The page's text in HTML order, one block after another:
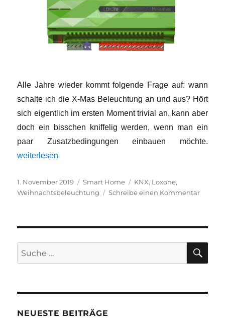
Alle Jahre wieder kommt folgende Frage auf: wann
schalte ich die X-Mas Beleuchtung an und aus? Hört
sich eigentlich im ersten Moment trivial an, kann aber
doch ein bisschen kniffelig werden, wenn man ein
paar Zusatzbedingungen einbauen möchte.
„Advent, Advent ein Aktor „brennt“ ….“
weiterlesen
Veröffentlicht
am
1. November 2019 Kategorien
Smart Home Schlagwörter
KNX, Loxone,
Weihnachtsbeleuchtung
Schreibe einen Kommentarzu
….
Suche
nach:
NEUESTE BEITRÄGE